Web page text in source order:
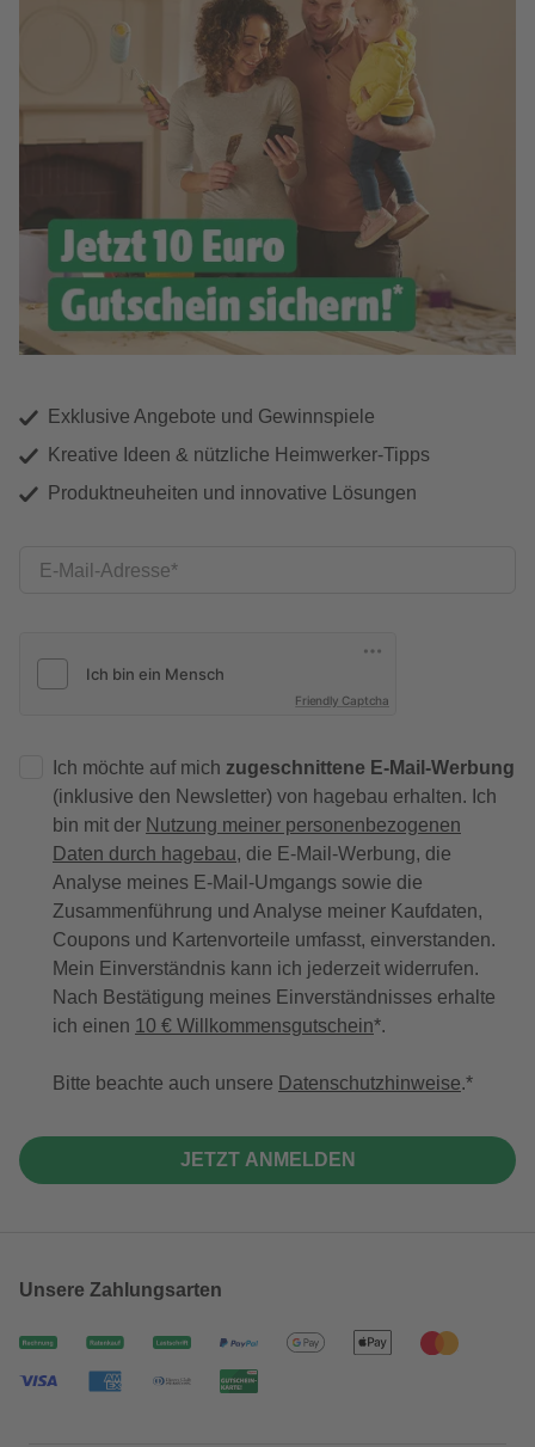
Exklusive Angebote und Gewinnspiele
Kreative Ideen & nützliche Heimwerker-Tipps
Produktneuheiten und innovative Lösungen
E-Mail-Adresse
Friendly Captcha
Ich möchte auf mich zugeschnittene E-Mail-Werbung
(inklusive den Newsletter) von hagebau erhalten. Ich
bin mit der Nutzung meiner personenbezogenen
Daten durch hagebau, die E-Mail-Werbung, die
Analyse meines E-Mail-Umgangs sowie die
Zusammenführung und Analyse meiner Kaufdaten,
Coupons und Kartenvorteile umfasst, einverstanden.
Mein Einverständnis kann ich jederzeit widerrufen.
Nach Bestätigung meines Einverständnisses erhalte
ich einen 10 € Willkommensgutschein*.
Bitte beachte auch unsere Datenschutzhinweise.
JETZT ANMELDEN
Unsere Zahlungsarten